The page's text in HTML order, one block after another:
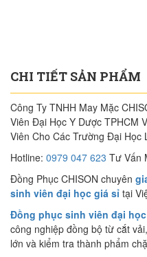
CHI TIẾT SẢN PHẨM
Công Ty TNHH May Mặc
Viên Đại Học Y Dược TPHCM
Viên Cho Các Trường Đại Học
Hotline: 0979 047 623 Tư Vấn
Đồng Phục CHISON chuyên
sinh viên đại học giá sỉ tại
Đồng phục sinh viên đại học
công nghiệp đồng bộ từ cắt
lớn và kiểm tra thành phẩm